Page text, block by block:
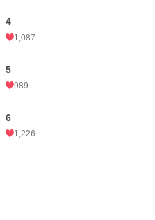
4
1,087
5
989
6
1,226